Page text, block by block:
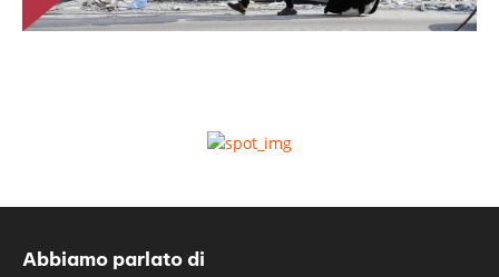
Abbiamo parlato di